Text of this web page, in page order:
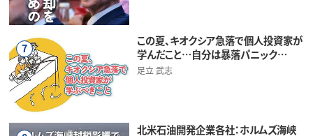
7
この夏、キオクシア急落で個人投資家が
学んだこと…自分は暴落パニック…
足立 武志
北米石油開発企業各社：ホルムズ海峡